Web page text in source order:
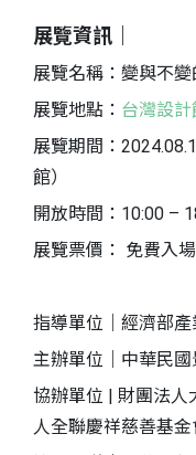
展覽資訊｜
展覽名稱：變與不
展覽地點： 台灣設計
展覽期間：
館）
開放時間：10:00 –
展覽票價： 免費入場
指導單位｜經濟部
主辦單位｜中華民
協辦單位 | 財團法人
人全聯慶祥慈善基金